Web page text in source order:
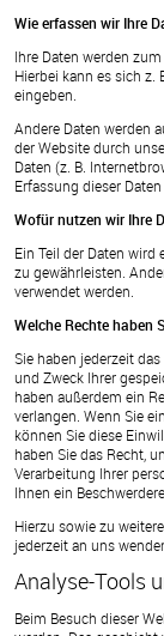
Wie erfassen wir Ihre
Ihre Daten werden
Hierbei kann es sich
eingeben.
Andere Daten werden
der Website durch
Daten (z. B.
Erfassung dieser
Wofür nutzen wir Ihre
Ein Teil der Daten
zu gewährleisten.
verwendet werden.
Welche Rechte haben
Sie haben jederzeit
und Zweck Ihrer
haben außerdem ein
verlangen. Wenn Sie
können Sie diese
haben Sie das Recht,
Verarbeitung Ihrer
Ihnen ein
Hierzu sowie zu
jederzeit an uns
Analyse-Tools
Beim Besuch dieser